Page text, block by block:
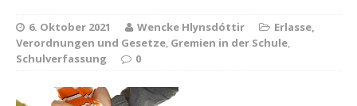
6. Oktober 2021 Wencke Hlynsdóttir
Erlasse,
Verordnungen und Gesetze, Gremien in der Schule,
Schulverfassung
0